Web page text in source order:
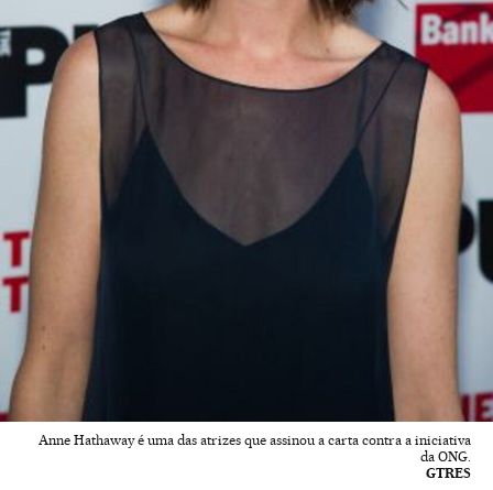
Anne Hathaway é uma das atrizes que assinou a carta contra a iniciativa
da ONG.
GTRES